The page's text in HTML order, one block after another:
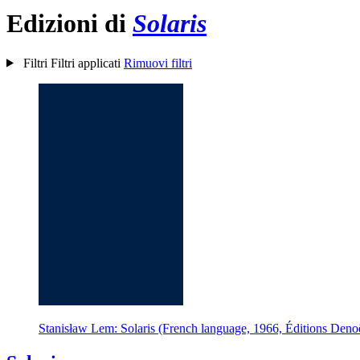
Edizioni di Solaris
Filtri Filtri applicati Rimuovi filtri
Stanisław Lem: Solaris (French language, 1966, Éditions